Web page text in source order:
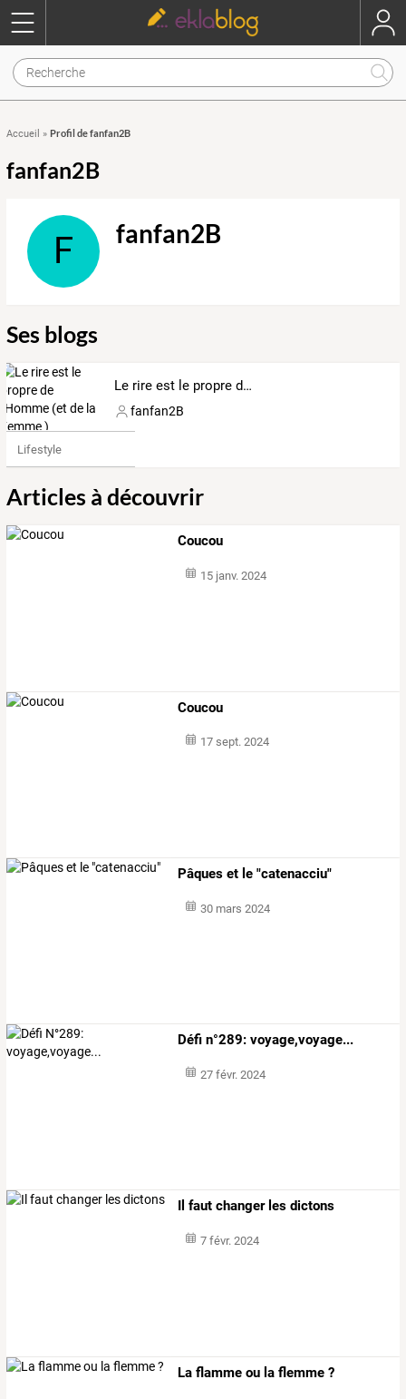
Accueil » Profil de fanfan2B
fanfan2B
F fanfan2B
Ses blogs
Le rire est le propre de l'Homme (et de la Femme )
fanfan2B
Lifestyle
Articles à découvrir
Coucou
15 janv. 2024
Coucou
17 sept. 2024
Pâques et le "catenacciu"
30 mars 2024
Défi n°289: voyage,voyage...
27 févr. 2024
Il faut changer les dictons
7 févr. 2024
La flamme ou la flemme ?